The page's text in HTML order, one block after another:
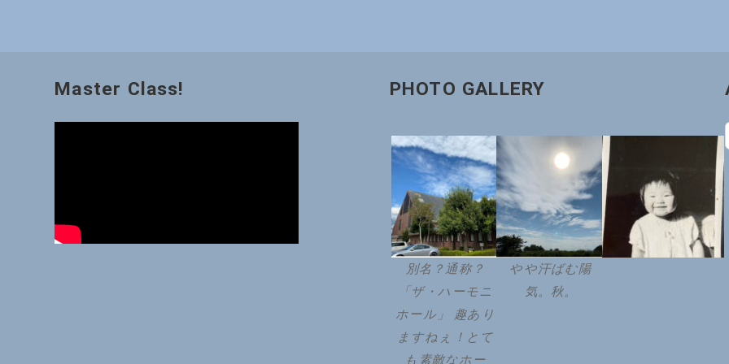
Master Class! PHOTO GALLERY
別名？通称？
「ザ・ハーモニ
ホール」 趣あり
ますねぇ！とて
も素敵なホー
やや汗ばむ陽
気。秋。